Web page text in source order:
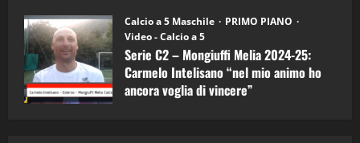
Calcio a 5 Maschile
PRIMO PIANO
Video - Calcio a 5
Serie C2 – Mongiuffi Melia 2024-25:
Carmelo Intelisano “nel mio animo ho
ancora voglia di vincere”
1
“SportEmpire” in Podcast: 30^ Puntata
(Martedi 05 Maggio 2026)
08/05/2026